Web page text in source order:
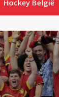
Hockey België